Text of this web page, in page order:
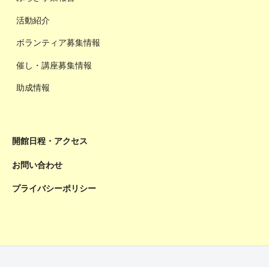
活動紹介
ボランティア募集情報
催し・講座募集情報
助成情報
開館日程・アクセス
お問い合わせ
プライバシーポリシー